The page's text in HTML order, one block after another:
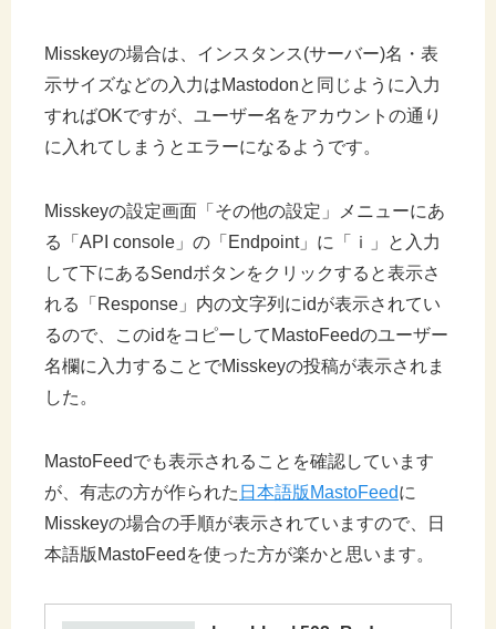
Misskeyの場合は、インスタンス(サーバー)名・表
示サイズなどの入力はMastodonと同じように入力
すればOKですが、ユーザー名をアカウントの通り
に入れてしまうとエラーになるようです。
Misskeyの設定画面「その他の設定」メニューにあ
る「API console」の「Endpoint」に「ｉ」と入力
して下にあるSendボタンをクリックすると表示さ
れる「Response」内の文字列にidが表示されてい
るので、このidをコピーしてMastoFeedのユーザー
名欄に入力することでMisskeyの投稿が表示されま
した。
MastoFeedでも表示されることを確認しています
が、有志の方が作られた 日本語版MastoFeedに
Misskeyの場合の手順が表示されていますので、日
本語版MastoFeedを使った方が楽かと思います。